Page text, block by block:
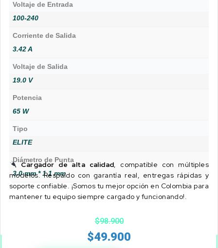
Voltaje de Entrada
100-240
Corriente de Salida
3.42 A
Voltaje de Salida
19.0 V
Potencia
65 W
Tipo
ELITE
Diámetro de Punta
3.0 mm * 1.1 mm
Cargador de alta calidad , compatible con múltiples
modelos. Respaldo con garantía real, entregas rápidas y
soporte confiable. ¡Somos tu mejor opción en Colombia para
mantener tu equipo siempre cargado y funcionando!.
$98.900
$49.900